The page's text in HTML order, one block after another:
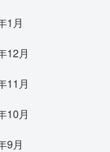
1月
12月
11月
10月
9月